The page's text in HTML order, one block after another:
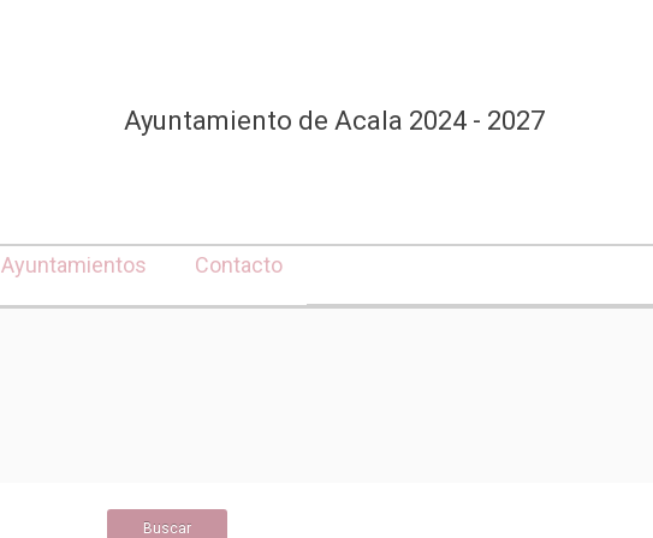
Ayuntamiento de Acala 2024 - 2027
Ayuntamientos Contacto
Buscar